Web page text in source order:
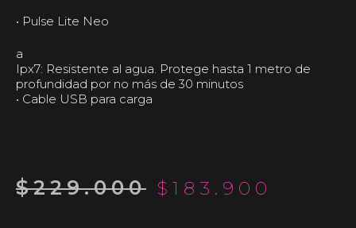
• Pulse Lite Neo
a
Ipx7: Resistente al agua. Protege hasta 1 metro de
profundidad por no más de 30 minutos
• Cable USB para carga
$229.000 $ 183.900